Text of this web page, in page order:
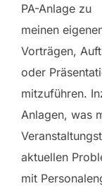
PA-Anlage zu
meinen
Vorträgen,
oder
mitzuführen.
Anlagen, was
aktuellen
mit